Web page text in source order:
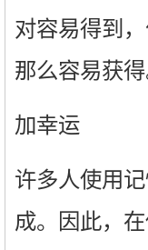
对容易得到
那么容易获得
加幸运
许多人使用
成。因此，